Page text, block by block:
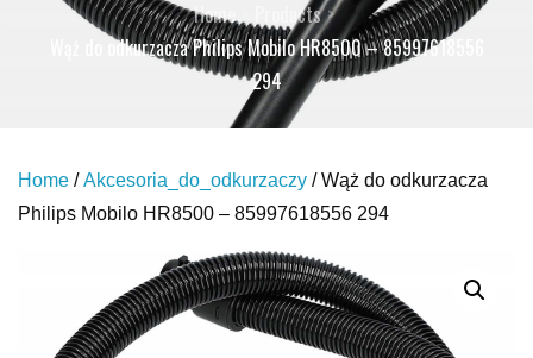
Home
Products
Wąż do odkurzacza Philips Mobilo HR8500 – 85997618556
294
Home /Akcesoria_do_odkurzaczy / Wąż do odkurzacza
Philips Mobilo HR8500 – 85997618556 294